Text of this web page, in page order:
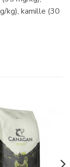
kg), kamille (30